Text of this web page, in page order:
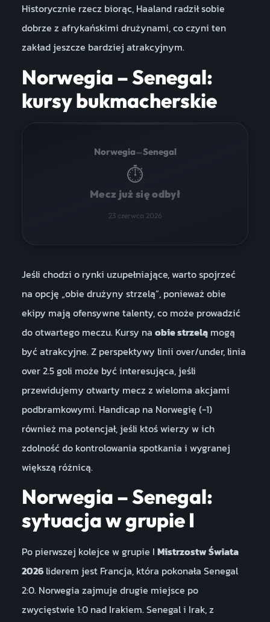
Historycznie rzecz biorąc, Haaland radził sobie
dobrze z afrykańskimi drużynami, co czyni ten
zakład jeszcze bardziej atrakcyjnym.
Norwegia – Senegal:
kursy bukmacherskie
Norwegia–Senegal
⏱
Mecz już się odbył
23 czerwca 2026
Jeśli chodzi o rynki uzupełniające, warto spojrzeć
na opcję „obie drużyny strzelą”, ponieważ obie
ekipy mają ofensywne talenty, co może prowadzić
do otwartego meczu. Kursy na obie strzeląmogą
być atrakcyjne. Z perspektywy linii over/under, linia
over 2.5 goli może być interesująca, jeśli
przewidujemy otwarty mecz z wieloma akcjami
podbramkowymi. Handicap na Norwegię (-1)
również ma potencjał, jeśli ktoś wierzy w ich
zdolność do kontrolowania spotkania i wygranej
większą różnicą.
Norwegia – Senegal:
sytuacja w grupie I
Po pierwszej kolejce w grupie I Mistrzostw Świata
2026liderem jest Francja, która pokonała Senegal
2:0. Norwegia zajmuje drugie miejsce po
zwycięstwie 1:0 nad Irakiem. Senegal i Irak, z